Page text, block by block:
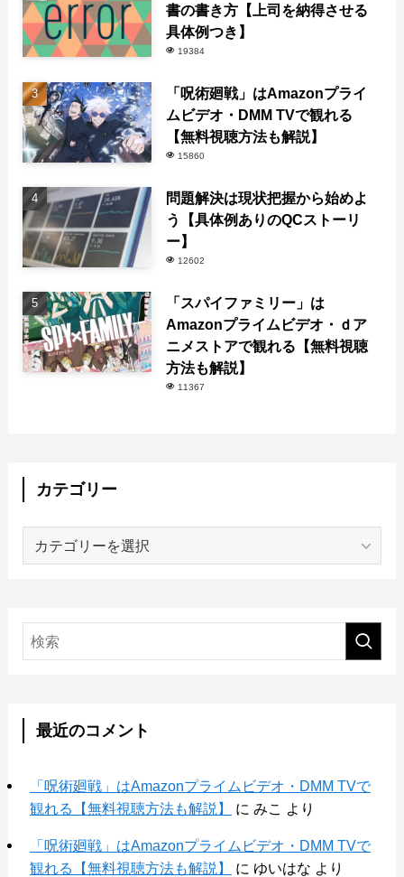
書の書き方【上司を納得させる
具体例つき】
19384
「呪術廻戦」はAmazonプライ
ムビデオ・DMM TVで観れる
【無料視聴方法も解説】
15860
問題解決は現状把握から始めよ
う【具体例ありのQCストーリ
ー】
12602
「スパイファミリー」は
Amazonプライムビデオ・ｄア
ニメストアで観れる【無料視聴
方法も解説】
11367
カテゴリー
ー
最近のコメント
「呪術廻戦」はAmazonプライムビデオ・DMM TVで
観れる【無料視聴方法も解説】
に みこ より
「呪術廻戦」はAmazonプライムビデオ・DMM TVで
観れる【無料視聴方法も解説】
に ゆいはな より